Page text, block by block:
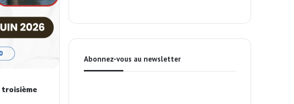
troisième
Abonnez-vous au newsletter